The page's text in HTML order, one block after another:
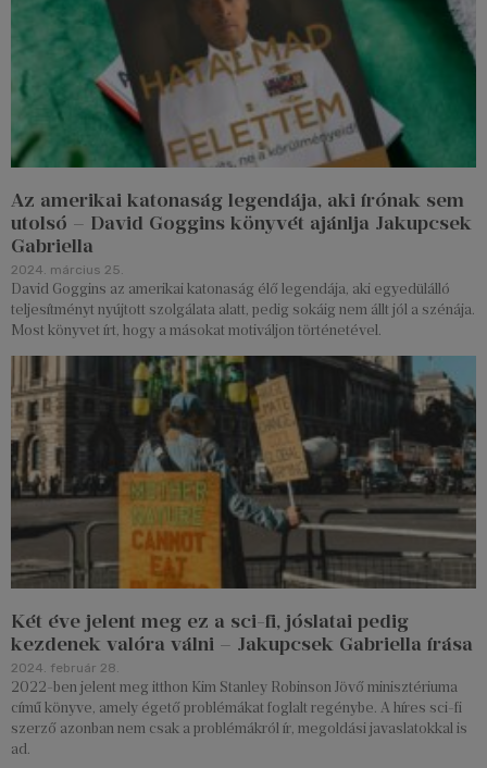
Az amerikai katonaság legendája, aki írónak sem
utolsó – David Goggins könyvét ajánlja Jakupcsek
Gabriella
2024. március 25.
David Goggins az amerikai katonaság élő legendája, aki egyedülálló
teljesítményt nyújtott szolgálata alatt, pedig sokáig nem állt jól a szénája.
Most könyvet írt, hogy a másokat motiváljon történetével.
Két éve jelent meg ez a sci-fi, jóslatai pedig
kezdenek valóra válni – Jakupcsek Gabriella írása
2024. február 28.
2022-ben jelent meg itthon Kim Stanley Robinson Jövő minisztériuma
című könyve, amely égető problémákat foglalt regénybe. A híres sci-fi
szerző azonban nem csak a problémákról ír, megoldási javaslatokkal is
ad.